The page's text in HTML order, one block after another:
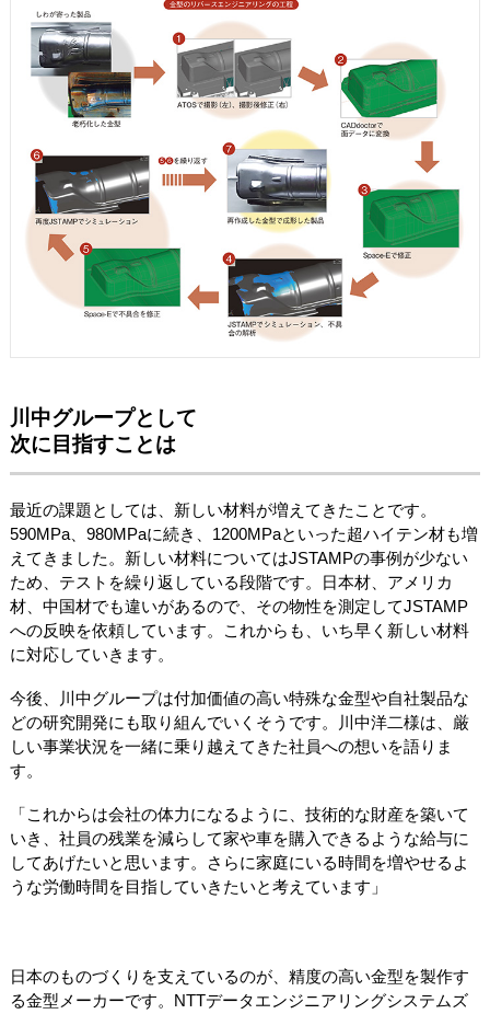
川中グループとして
次に目指すことは
最近の課題としては、新しい材料が増えてきたことです。
590MPa、980MPaに続き、1200MPaといった超ハイテン材も増
えてきました。新しい材料についてはJSTAMPの事例が少ない
ため、テストを繰り返している段階です。日本材、アメリカ
材、中国材でも違いがあるので、その物性を測定してJSTAMP
への反映を依頼しています。これからも、いち早く新しい材料
に対応していきます。
今後、川中グループは付加価値の高い特殊な金型や自社製品な
どの研究開発にも取り組んでいくそうです。川中洋二様は、厳
しい事業状況を一緒に乗り越えてきた社員への想いを語りま
す。
「これからは会社の体力になるように、技術的な財産を築いて
いき、社員の残業を減らして家や車を購入できるような給与に
してあげたいと思います。さらに家庭にいる時間を増やせるよ
うな労働時間を目指していきたいと考えています」
日本のものづくりを支えているのが、精度の高い金型を製作す
る金型メーカーです。NTTデータエンジニアリングシステムズ